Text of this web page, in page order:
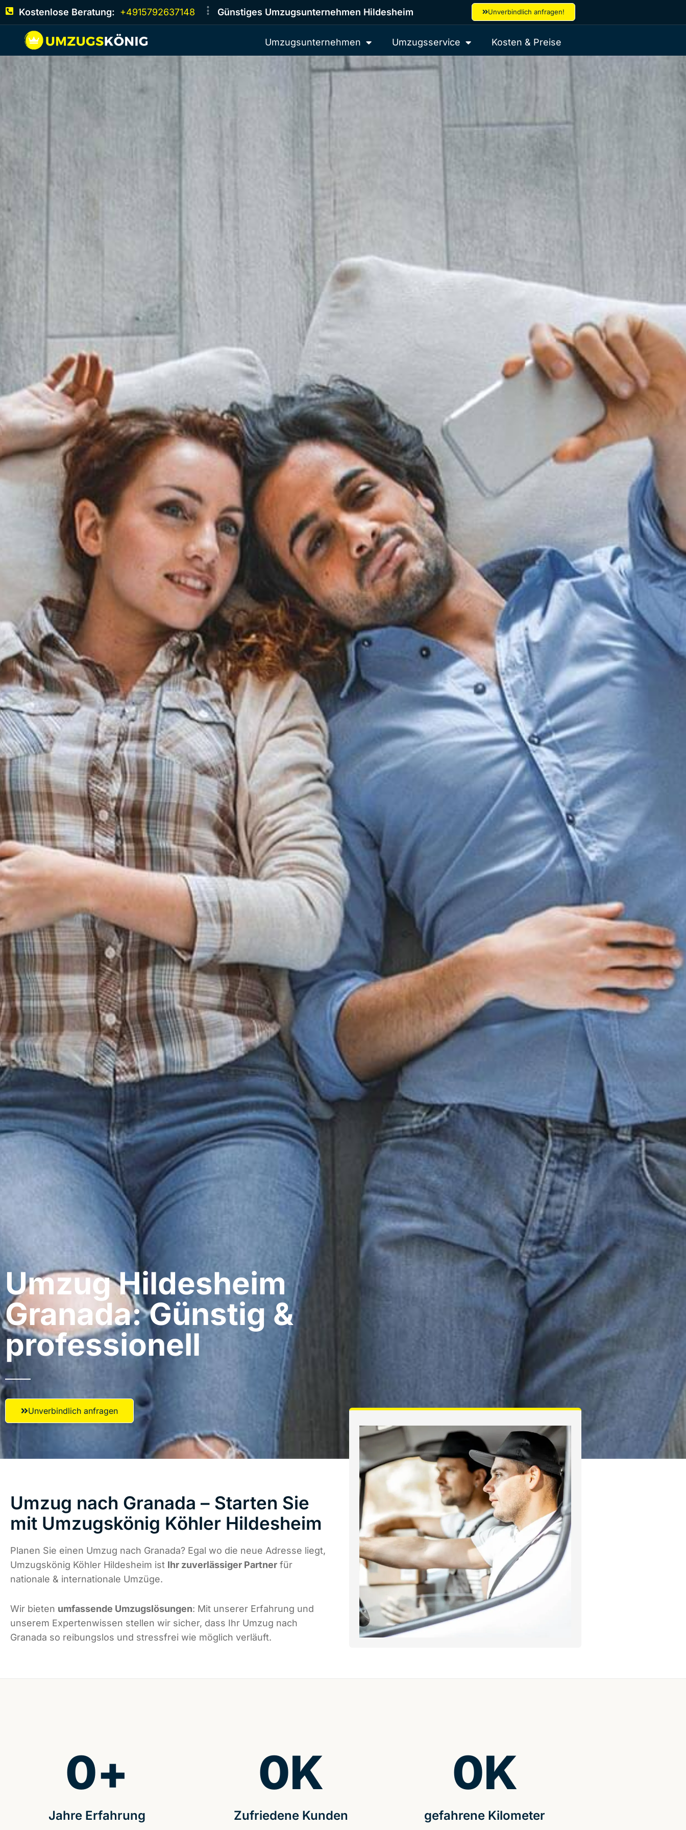
Kostenlose Beratung: +4915792637148 Günstiges Umzugsunternehmen Hildesheim Unverbindlich anfragen!
Umzugsunternehmen Umzugsservice Kosten & Preise
Umzug Hildesheim​
Granada: Günstig &
professionell​
Unverbindlich anfragen
Umzug nach Granada – Starten Sie
mit Umzugskönig Köhler Hildesheim
Planen Sie einen Umzug nach Granada? Egal wo die neue Adresse liegt,
Umzugskönig Köhler Hildesheim ist Ihr zuverlässiger Partner für
nationale & internationale Umzüge.
Wir bieten umfassende Umzugslösungen: Mit unserer Erfahrung und
unserem Expertenwissen stellen wir sicher, dass Ihr Umzug nach
Granada so reibungslos und stressfrei wie möglich verläuft.
Jahre Erfahrung
0+
Zufriedene Kunden
0K
gefahrene Kilometer
0K